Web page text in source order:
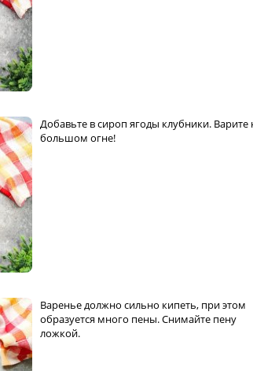
Добавьте в сироп ягоды клубники. Варите
большом огне!
Варенье должно сильно кипеть, при этом
образуется много пены. Снимайте пену
ложкой.